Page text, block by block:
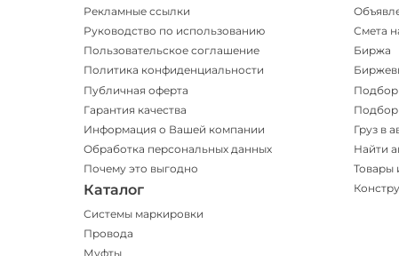
Рекламные ссылки
Руководство по использованию
Пользовательское соглашение
Политика конфиденциальности
Публичная оферта
Гарантия качества
Информация о Вашей компании
Обработка персональных данных
Почему это выгодно
Каталог
Системы маркировки
Провода
Муфты
Смета
Биржа
Груз в
Найти
Товары